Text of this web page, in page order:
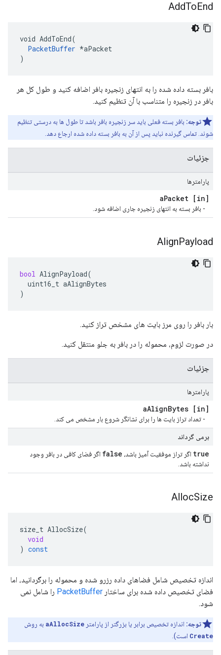
AddToEnd
void AddToEnd(
PacketBuffer *aPacket
)
بافر بسته داده شده را به انتهای زنجیره بافر اضافه کنید و طول کل هر
بافر در زنجیره را متناسب با آن تنظیم کنید.
توجه: بافر بسته فعلی باید سر زنجیره بافر باشد تا طول ها به درستی تنظیم
شوند. تماس گیرنده نباید پس از آن به بافر بسته داده شده ارجاع دهد.
جزئیات
پارامترها
[in] a
Packet
- بافر بسته به انتهای زنجیره جاری اضافه شود.
AlignPayload
bool AlignPayload(
uint16_t aAlignBytes
)
بار بافر را روی مرز بایت های مشخص تراز کنید.
در صورت لزوم، محموله را در بافر به جلو منتقل کنید.
جزئیات
پارامترها
[in] a
AlignBytes
- تعداد تراز بایت ها را برای نشانگر شروع بار مشخص می کند.
برمی گرداند
true اگر تراز موفقیت آمیز باشد، false اگر فضای کافی در بافر وجود
نداشته باشد.
AllocSize
size_t AllocSize(
void
) const
اندازه تخصیص شامل فضاهای داده رزرو شده و محموله را برگردانید، اما
فضای تخصیص داده شده برای ساختار PacketBuffer را شامل نمی
شود.
توجه: اندازه تخصیص برابر یا بزرگتر از پارامتر aAllocSize به روش
Create است).